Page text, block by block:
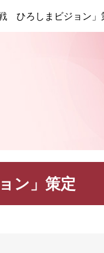
ひろしまビジョン」
ン」策定